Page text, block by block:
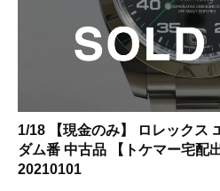
1/18 【現金のみ】 ロレックス
ダム番 中古品 【トケマー宅配
20210101